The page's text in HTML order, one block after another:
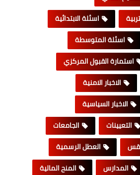
اسئلة الابتدائية
اسئلة المتوسطة
استمارة القبول المركزي
الاخبار الامنية
الاخبار السياسية
التعيينات
الجامعات
العطل الرسمية
المدارس
المنح المالية